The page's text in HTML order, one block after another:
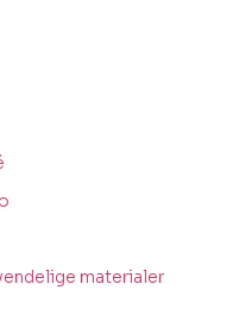
materialer